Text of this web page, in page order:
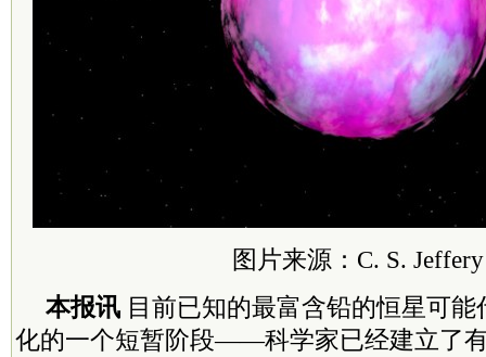
图片来源：C. S. Jeffery
本报讯 目前已知的最富含铅的恒星可
化的一个短暂阶段——科学家已经建立了